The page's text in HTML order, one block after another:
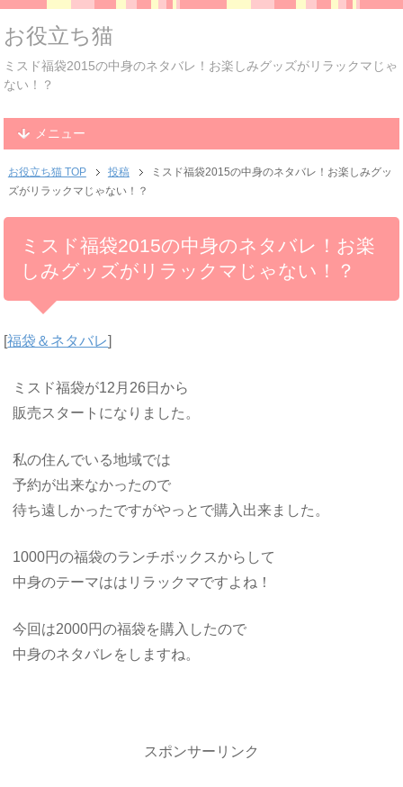
お役立ち猫
ミスド福袋2015の中身のネタバレ！お楽しみグッズがリラックマじゃ
ない！？
メニュー
お役立ち猫 TOP 投稿
ミスド福袋2015の中身のネタバレ！お楽しみグッ
ズがリラックマじゃない！？
ミスド福袋2015の中身のネタバレ！お楽
しみグッズがリラックマじゃない！？
[福袋＆ネタバレ]
ミスド福袋が12月26日から
販売スタートになりました。
私の住んでいる地域では
予約が出来なかったので
待ち遠しかったですがやっとで購入出来ました。
1000円の福袋のランチボックスからして
中身のテーマははリラックマですよね！
今回は2000円の福袋を購入したので
中身のネタバレをしますね。
スポンサーリンク